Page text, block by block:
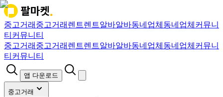
중고거래 중고거래 렌트렌트알바알바동네업체 동네업체 커뮤니
티 커뮤니티
중고거래 중고거래 렌트렌트알바알바동네업체 동네업체 커뮤니
티 커뮤니티
앱 다운로드
중고거래